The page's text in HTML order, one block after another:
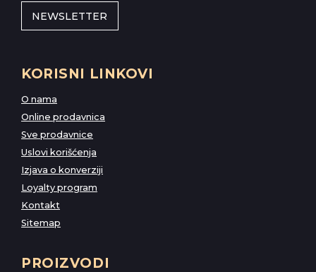
NEWSLETTER
KORISNI LINKOVI
O nama
Online prodavnica
Sve prodavnice
Uslovi korišćenja
Izjava o konverziji
Loyalty program
Kontakt
Sitemap
PROIZVODI